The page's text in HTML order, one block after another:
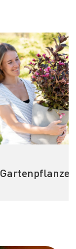
Gartenpflanzen